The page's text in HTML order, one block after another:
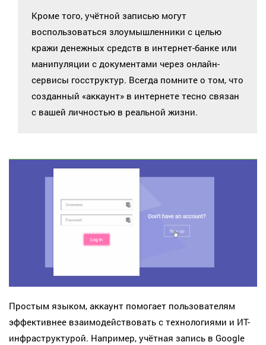
Кроме того, учётной записью могут
воспользоваться злоумышленники с целью
кражи денежных средств в интернет-банке или
манипуляции с документами через онлайн-
сервисы госструктур. Всегда помните о том, что
созданный «аккаунт» в интернете тесно связан
с вашей личностью в реальной жизни.
Простым языком, аккаунт помогает пользователям
эффективнее взаимодействовать с технологиями и ИТ-
инфраструктурой. Например, учётная запись в Google